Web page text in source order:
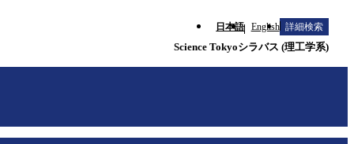
日本語 English 詳細検索
Science Tokyoシラバス (理工学系)